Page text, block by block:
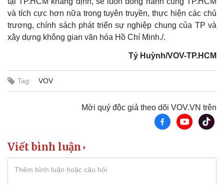
Vụ án
Tin nóng
Tư vấn luật
Quân sự - Quốc phòng
Vũ khí
Phân tích
và tích cực hơn nữa trong tuyên truyền, thực hiện các chủ
trương, chính sách phát triển sự nghiệp chung của TP và
xây dựng không gian văn hóa Hồ Chí Minh./.
Tỷ Huỳnh/VOV-TP.HCM
Tag: VOV
Mời quý độc giả theo dõi VOV.VN trên
Viết bình luận